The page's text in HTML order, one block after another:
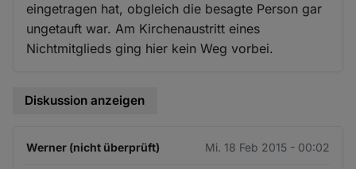
eingetragen hat, obgleich die besagte Person gar
ungetauft war. Am Kirchenaustritt eines
Nichtmitglieds ging hier kein Weg vorbei.
Diskussion anzeigen
Werner (nicht überprüft) Mi. 18 Feb 2015 - 00:02